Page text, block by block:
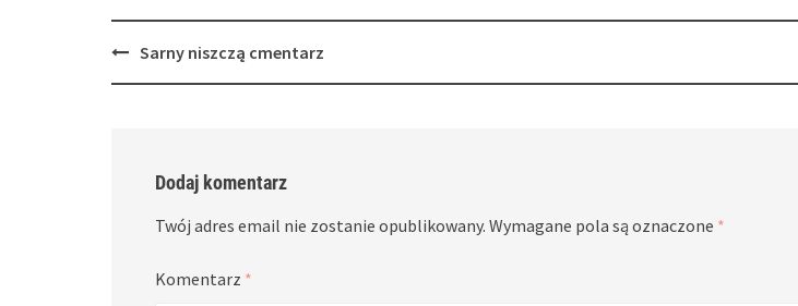
PostSarny niszczą cmentarz
Dodaj komentarz
Twój adres email nie zostanie opublikowany. Wymagane pola są oznaczone *
Komentarz *